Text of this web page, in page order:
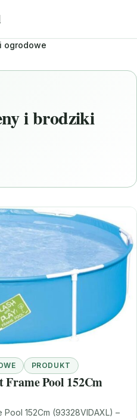
ogrodowe
i brodziki
PRODUKT
Frame Pool 152Cm
152Cm (93328VIDAXL) –